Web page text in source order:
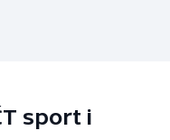
sport i